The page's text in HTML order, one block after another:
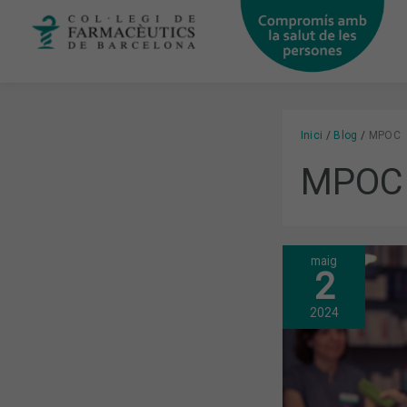
Inici Blog MPOC
MPOC
maig
2
2024
FARMÀCIES
DE
BARCELONA
SOBRE
DEL